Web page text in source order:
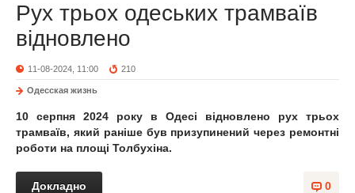
Рух трьох одеських трамваїв
відновлено
11-08-2024, 11:00 210
Одесская жизнь
10 серпня 2024 року в Одесі відновлено рух трьох
трамваїв, який раніше був призупинений через ремонтні
роботи на площі Толбухіна.
0
Докладно